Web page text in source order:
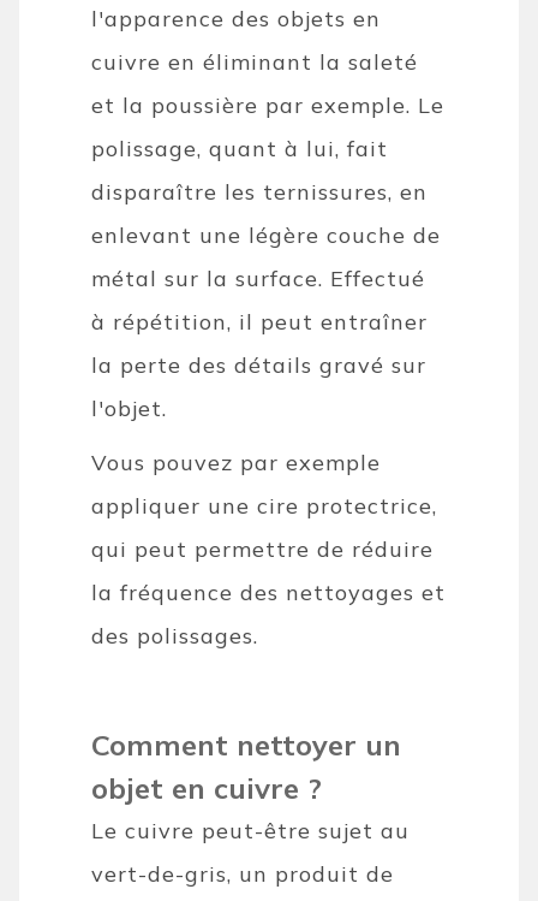
l'apparence des objets en
cuivre en éliminant la saleté
et la poussière par exemple. Le
polissage, quant à lui, fait
disparaître les ternissures, en
enlevant une légère couche de
métal sur la surface. Effectué
à répétition, il peut entraîner
la perte des détails gravé sur
l'objet.
Vous pouvez par exemple
appliquer une cire protectrice,
qui peut permettre de réduire
la fréquence des nettoyages et
des polissages.
Comment nettoyer un
objet en cuivre ?
Le cuivre peut-être sujet au
vert-de-gris, un produit de